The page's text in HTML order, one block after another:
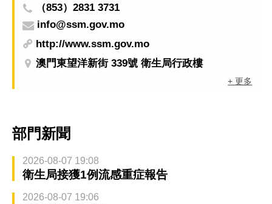
（853）2831 3731
info@ssm.gov.mo
http://www.ssm.gov.mo
澳門東望洋新街 339號 衛生局行政樓
+ 更多
部門新聞
2026-08-07 19:08
衛生局接獲1例流感重症報告
2026-08-07 19:06